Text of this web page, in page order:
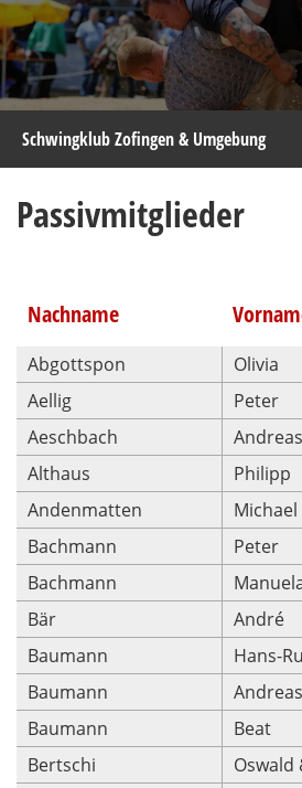
Schwingklub Zofingen & Umgebung
Passivmitglieder
Nachname
Abgottspon
Olivia
Aellig
Peter
Aeschbach
Andreas
Althaus
Philipp
Andenmatten
Michael
Bachmann
Peter
Bachmann
Bär
André
Baumann
Hans-
Baumann
Andreas
Baumann
Beat
Bertschi
Oswald